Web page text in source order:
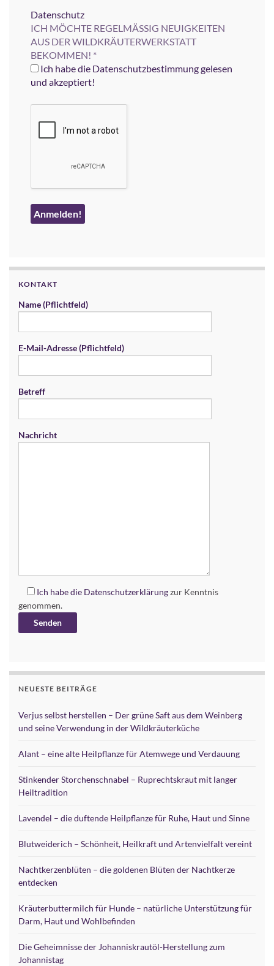
Datenschutz
ICH MÖCHTE REGELMÄSSIG NEUIGKEITEN
AUS DER WILDKRÄUTERWERKSTATT
BEKOMMEN! *
Ich habe die Datenschutzbestimmung gelesen
und akzeptiert!
KONTAKT
Name (Pflichtfeld)
E-Mail-Adresse (Pflichtfeld)
Betreff
Nachricht
Ich habe die Datenschutzerklärungzur Kenntnis
genommen.
NEUESTE BEITRÄGE
Verjus selbst herstellen – Der grüne Saft aus dem Weinberg
und seine Verwendung in der Wildkräuterküche
Alant – eine alte Heilpflanze für Atemwege und Verdauung
Stinkender Storchenschnabel – Ruprechtskraut mit langer
Heiltradition
Lavendel – die duftende Heilpflanze für Ruhe, Haut und Sinne
Blutweiderich – Schönheit, Heilkraft und Artenvielfalt vereint
Nachtkerzenblüten – die goldenen Blüten der Nachtkerze
entdecken
Kräuterbuttermilch für Hunde – natürliche Unterstützung für
Darm, Haut und Wohlbefinden
Die Geheimnisse der Johanniskrautöl-Herstellung zum
Johannistag